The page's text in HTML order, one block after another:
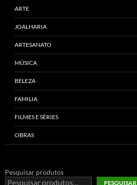
ARTE
JOALHARIA
ARTESANATO
MÚSICA
BELEZA
FAMILIA
FILMES E SÉRIES
OBRAS
Pesquisar produtos
PESQUISAR